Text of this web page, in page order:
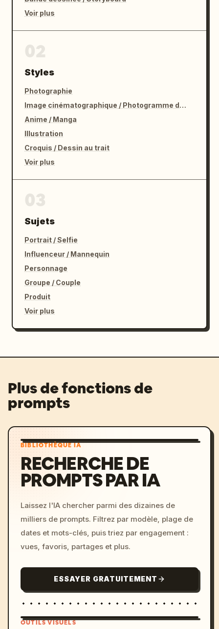
Voir plus
Styles
Photographie
Image cinématographique / Photogramme de film
Anime / Manga
Illustration
Croquis / Dessin au trait
Voir plus
Sujets
Portrait / Selfie
Influenceur / Mannequin
Personnage
Groupe / Couple
Produit
Voir plus
Plus de fonctions de
prompts
BIBLIOTHÈQUE IA
RECHERCHE DE
PROMPTS PAR IA
Laissez l'IA chercher parmi des dizaines de
milliers de prompts. Filtrez par modèle, plage de
dates et mots-clés, puis triez par engagement :
vues, favoris, partages et plus.
ESSAYER GRATUITEMENT
OUTILS VISUELS